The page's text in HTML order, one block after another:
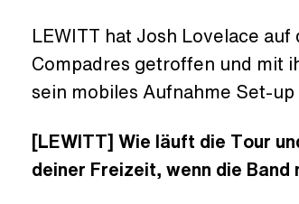
LEWITT hat Josh Lovelace
Compadres getroffen und mit
sein mobiles Aufnahme Set-
[LEWITT] Wie läuft die Tour
deiner Freizeit, wenn die